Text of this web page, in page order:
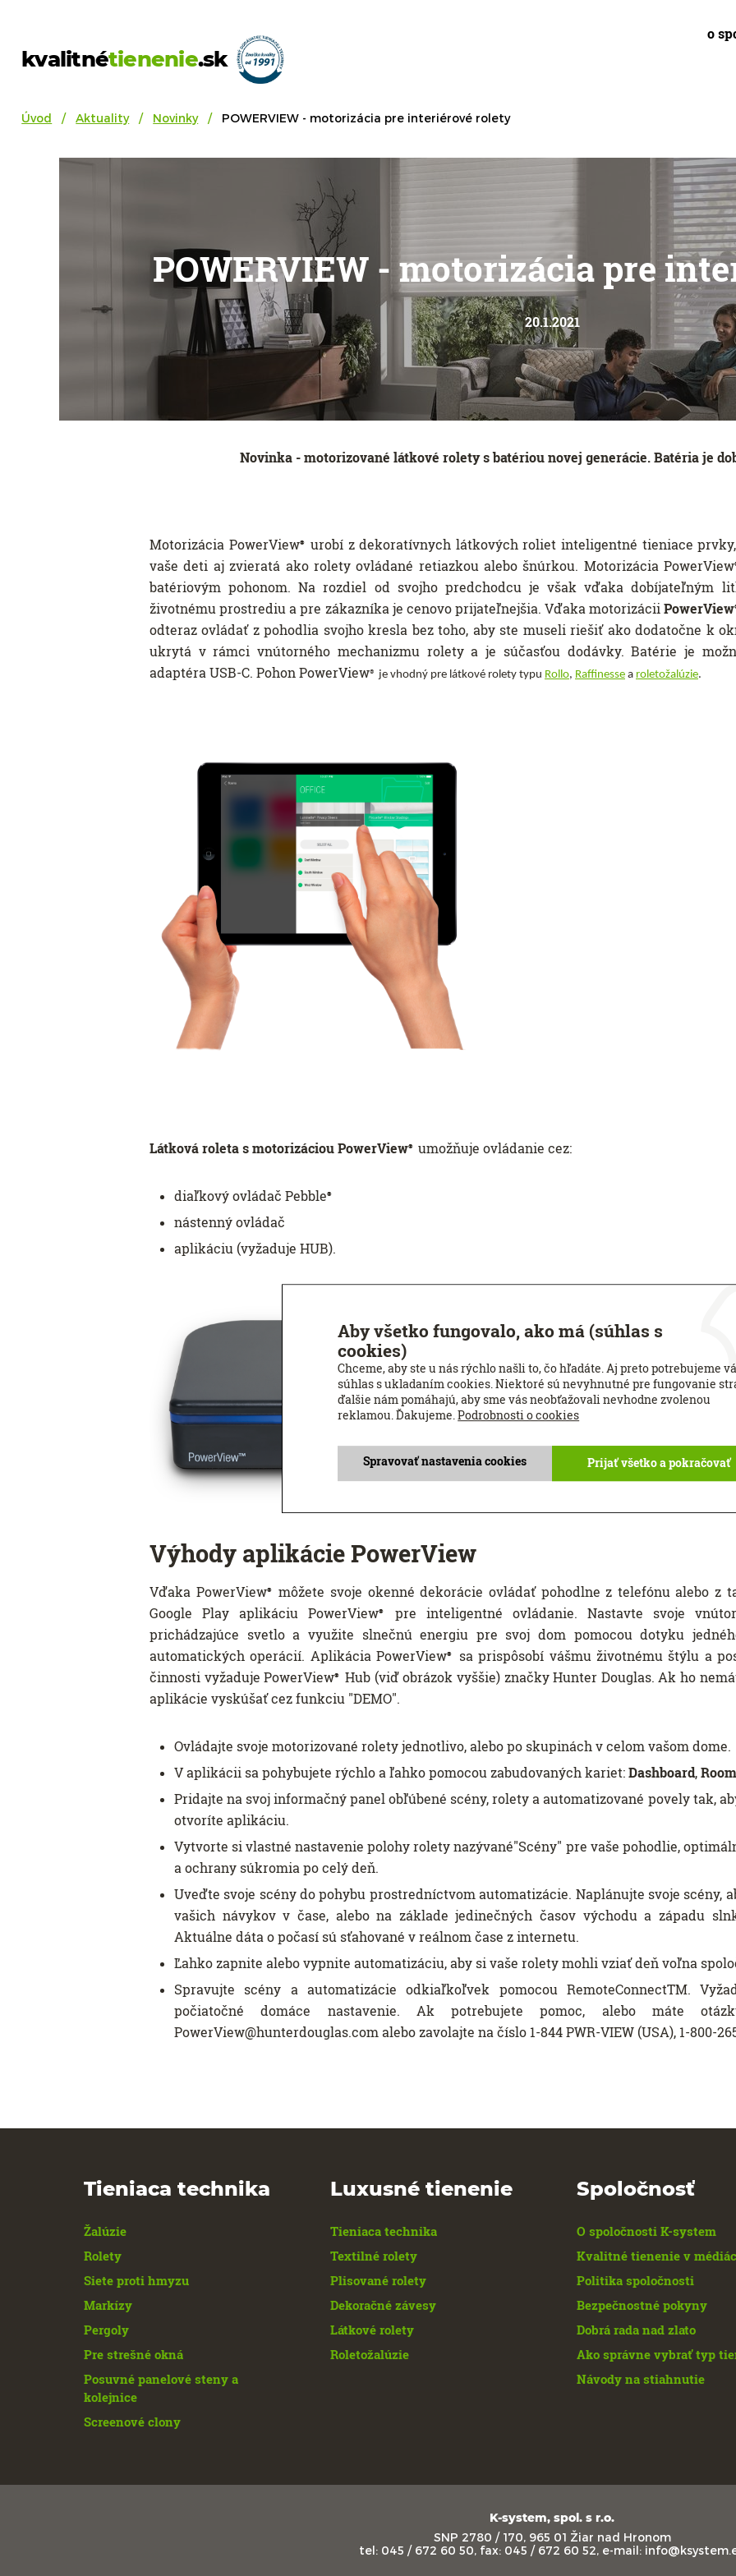
kvalitnétienenie.sk
o
Úvod Aktuality Novinky POWERVIEW - motorizácia pre interiérové rolety
POWERVIEW - motorizácia pre
20.1.2021
Novinka - motorizované látkové rolety s batériou novej generácie. Batéria je
Motorizácia PowerView® urobí z dekoratívnych látkových roliet inteligentné tieniace
vaše deti aj zvieratá ako rolety ovládané retiazkou alebo šnúrkou. Motorizácia PowerView
batériovým pohonom. Na rozdiel od svojho predchodcu je však vďaka dobíjateľným
životnému prostrediu a pre zákazníka je cenovo prijateľnejšia. Vďaka motorizáciiPowerView
odteraz ovládať z pohodlia svojho kresla bez toho, aby ste museli riešiť ako dodatočne k
ukrytá v rámci vnútorného mechanizmu rolety a je súčasťou dodávky. Batérie je
adaptéra USB-C. Pohon PowerView® je vhodný pre látkové rolety typu Rollo, Raffinesse a roletožalúzie.
Látková roleta s motorizáciou PowerView® umožňuje ovládanie cez:
diaľkový ovládač Pebble®
nástenný ovládač
aplikáciu (vyžaduje HUB).
Výhody aplikácie PowerView
Vďaka PowerView® môžete svoje okenné dekorácie ovládať pohodlne z telefónu alebo z
Google Play aplikáciu PowerView®
pre inteligentné ovládanie. Nastavte svoje
prichádzajúce svetlo a využite slnečnú energiu pre svoj dom pomocou dotyku
automatických operácií. Aplikácia PowerView®
sa prispôsobí vášmu životnému štýlu a
činnosti vyžaduje PowerView® Hub (viď obrázok vyššie) značky Hunter Douglas. Ak ho
aplikácie vyskúšať cez funkciu "DEMO".
Ovládajte svoje motorizované rolety jednotlivo, alebo po skupinách v celom vašom dome.
V aplikácii sa pohybujete rýchlo a ľahko pomocou zabudovaných kariet: Dashboard,
Pridajte na svoj informačný panel obľúbené scény, rolety a automatizované povely tak,
otvoríte aplikáciu.
Vytvorte si vlastné nastavenie polohy rolety nazývané"Scény" pre vaše pohodlie,
a ochrany súkromia po celý deň.
Uveďte svoje scény do pohybu prostredníctvom automatizácie. Naplánujte svoje scény,
vašich návykov v čase, alebo na základe jedinečných časov východu a západu
Aktuálne dáta o počasí sú sťahované v reálnom čase z internetu.
Ľahko zapnite alebo vypnite automatizáciu, aby si vaše rolety mohli vziať deň voľna
Spravujte scény a automatizácie odkiaľkoľvek pomocou RemoteConnectTM.
počiatočné domáce nastavenie. Ak potrebujete pomoc, alebo máte
PowerView@hunterdouglas.com alebo zavolajte na číslo 1-844 PWR-VIEW (USA), 1-800-
Tieniaca technika
Žalúzie
Rolety
Siete proti hmyzu
Markízy
Pergoly
Pre strešné okná
Posuvné panelové steny a
kolejnice
Screenové clony
Luxusné tienenie
Tieniaca technika
Textilné rolety
Plisované rolety
Dekoračné závesy
Látkové rolety
Roletožalúzie
Spoločnosť
O spoločnosti K-system
Kvalitné tienenie v
Politika spoločnosti
Bezpečnostné pokyny
Dobrá rada nad zlato
Ako správne vybrať typ
Návody na stiahnutie
K-system, spol. s r.o.
SNP 2780 / 170, 965 01 Žiar nad Hronom
tel: 045 / 672 60 50, fax: 045 / 672 60 52, e-mail:
Aby všetko fungovalo, ako má (súhlas s
cookies)
Chceme, aby ste u nás rýchlo našli to, čo hľadáte. Aj preto potrebujeme
súhlas s ukladaním cookies. Niektoré sú nevyhnutné pre fungovanie
ďalšie nám pomáhajú, aby sme vás neobťažovali nevhodne zvolenou
reklamou. Ďakujeme.Podrobnosti o cookies
Spravovať nastavenia cookies Prijať všetko a pokračovať